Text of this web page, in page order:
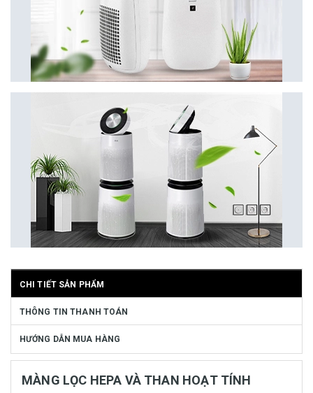
CHI TIẾT SẢN PHẨM
THÔNG TIN THANH TOÁN
HƯỚNG DẪN MUA HÀNG
MÀNG LỌC HEPA VÀ THAN HOẠT TÍNH